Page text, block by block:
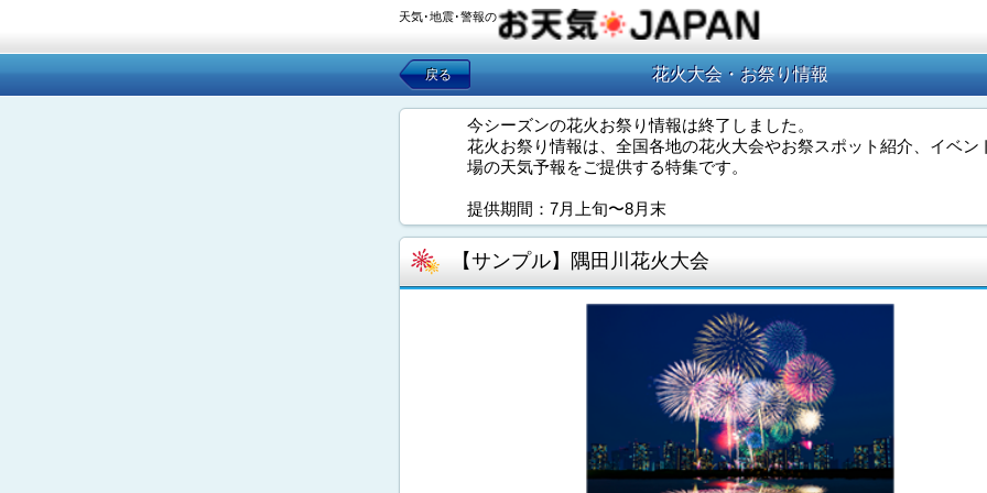
天気･地震･警報の
戻る 花火大会・お祭り情報
今シーズンの花火お祭り情報は終了しました。
花火お祭り情報は、全国各地の花火大会やお祭スポット紹介、イベン
場の天気予報をご提供する特集です。
提供期間：7月上旬〜8月末
【サンプル】隅田川花火大会